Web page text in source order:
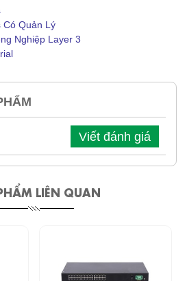
Có Quản Lý
Nghiệp Layer 3
Viết đánh giá
LIÊN QUAN